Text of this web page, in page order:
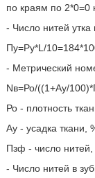
по краям по 2*0=0
- Число нитей утка
Пу=Ру*L/
- Метрический
Nв=Ро/((1+Ау/
Ро - плотность
Ау - усадка ткани,
Пзф - число
- Число нитей в